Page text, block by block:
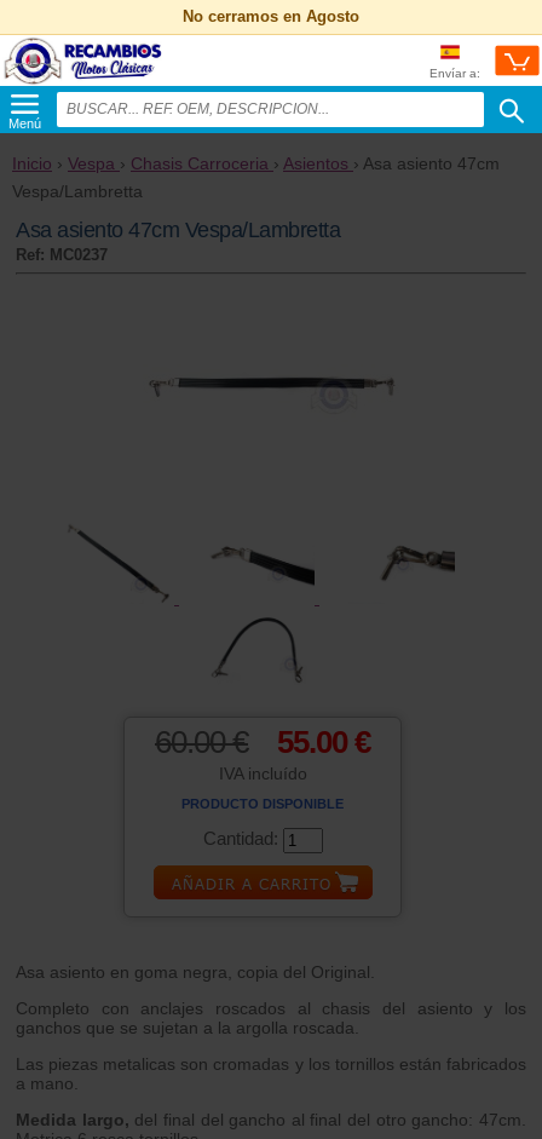
No cerramos en Agosto
Envíar a:
Menú
Inicio › Vespa › Chasis Carroceria › Asientos › Asa asiento 47cm
Vespa/Lambretta
Asa asiento 47cm Vespa/Lambretta
Ref: MC0237
60.00 € 55.00 €
IVA incluído
PRODUCTO DISPONIBLE
Cantidad:
Asa asiento en goma negra, copia del Original.
Completo con anclajes roscados al chasis del asiento y los
ganchos que se sujetan a la argolla roscada.
Las piezas metalicas son cromadas y los tornillos están fabricados
a mano.
Medida largo, del final del gancho al final del otro gancho: 47cm.